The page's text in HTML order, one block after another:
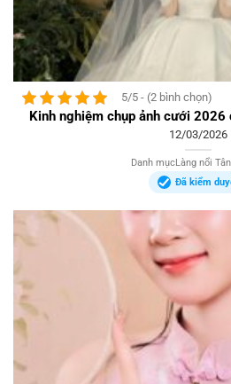
5/5 - (2 bình chọn)
Kinh nghiệm chụp ảnh cưới
12/03/2026
Danh mụcLàng nổi Tân
Đã kiểm